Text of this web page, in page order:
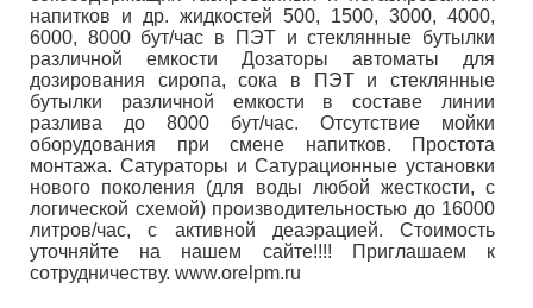
напитков и др. жидкостей 500, 1500, 3000, 4000,
6000, 8000 бут/час в ПЭТ и стеклянные бутылки
различной емкости Дозаторы автоматы для
дозирования сиропа, сока в ПЭТ и стеклянные
бутылки различной емкости в составе линии
разлива до 8000 бут/час. Отсутствие мойки
оборудования при смене напитков. Простота
монтажа. Сатураторы и Сатурационные установки
нового поколения (для воды любой жесткости, с
логической схемой) производительностью до 16000
литров/час, с активной деаэрацией. Стоимость
уточняйте на нашем сайте!!!! Приглашаем к
сотрудничеству. www.orelpm.ru